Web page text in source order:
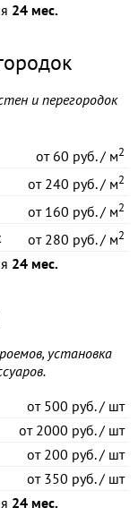
24 мес.
и перегородок
от60 руб. / м2
от240 руб. / м2
от160 руб. / м2
от280 руб. / м2
24 мес.
установка
от500 руб. / шт
от2000 руб. / шт
от200 руб. / шт
от350 руб. / шт
24 мес.